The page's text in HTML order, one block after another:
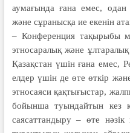
аумағында ғана емес, одан
және сұранысқа ие екенін
– Конференция тақырыбы
этносаралық және
Қазақстан үшін ғана емес,
елдер үшін де өте өткір
этносаяси қақтығыстар,
бойынша туындайтын кез
саясаттандыру – өте нәзік